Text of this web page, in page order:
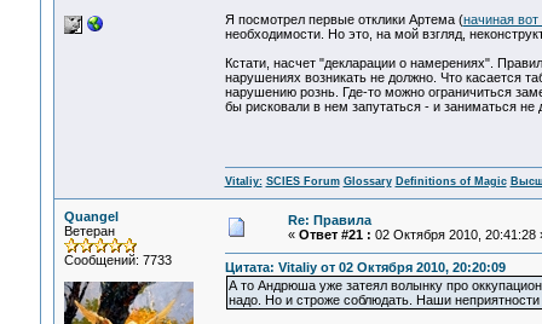
Я посмотрел первые отклики Артема (начиная вот
необходимости. Но это, на мой взгляд,
Кстати, насчет "декларации о намерениях".
нарушениях возникать не должно. Что касается
нарушению рознь. Где-то можно ограничиться
бы рисковали в нем запутаться - и заниматься
Vitaliy: SCIES Forum Glossary Definitions of Magic
Quangel
Ветеран
Сообщений: 7733
Re: Правила
« Ответ #21 : 02 Октября 2010, 20:41:28
Цитата: Vitaliy от 02 Октября 2010, 20:20:09
А то Андрюша уже затеял волынку про
надо. Но и строже соблюдать. Наши